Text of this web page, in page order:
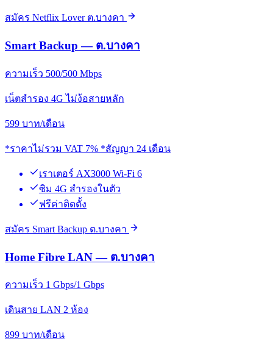
สมัคร Netflix Lover ต.บางคา
Smart Backup — ต.บางคา
ความเร็ว 500/500 Mbps
เน็ตสำรอง 4G ไม่ง้อสายหลัก
599 บาท/เดือน
*ราคาไม่รวม VAT 7% *สัญญา 24 เดือน
เราเตอร์ AX3000 Wi-Fi 6
ซิม 4G สำรองในตัว
ฟรีค่าติดตั้ง
สมัคร Smart Backup ต.บางคา
Home Fibre LAN — ต.บางคา
ความเร็ว 1 Gbps/1 Gbps
เดินสาย LAN 2 ห้อง
899 บาท/เดือน